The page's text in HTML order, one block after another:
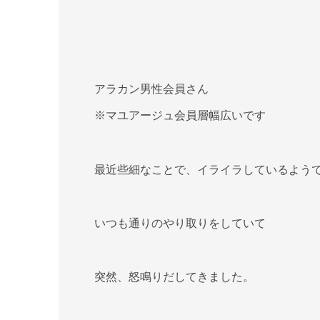
アラカン男性会員さん
※マユアージュ会員層幅広いです
最近些細なことで、イライラしているよう
いつも通りのやり取りをしていて
突然、怒鳴りだしてきました。